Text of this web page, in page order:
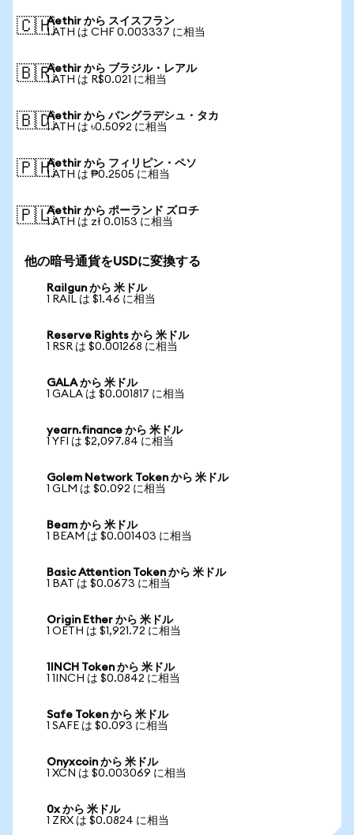
🇨🇭Aethir から スイスフラン
1 ATH は CHF 0.003337 に相当
🇧🇷Aethir から ブラジル・レアル
1 ATH は R$0.021 に相当
🇧🇩Aethir から バングラデシュ・タカ
1 ATH は ৳0.5092 に相当
🇵🇭Aethir から フィリピン・ペソ
1 ATH は ₱0.2505 に相当
🇵🇱Aethir から ポーランド ズロチ
1 ATH は zł 0.0153 に相当
他の暗号通貨をUSDに変換する
Railgun から 米ドル
1 RAIL は $1.46 に相当
Reserve Rights から 米ドル
1 RSR は $0.001268 に相当
GALA から 米ドル
1 GALA は $0.001817 に相当
yearn.finance から 米ドル
1 YFI は $2,097.84 に相当
Golem Network Token から 米ドル
1 GLM は $0.092 に相当
Beam から 米ドル
1 BEAM は $0.001403 に相当
Basic Attention Token から 米ドル
1 BAT は $0.0673 に相当
Origin Ether から 米ドル
1 OETH は $1,921.72 に相当
1INCH Token から 米ドル
1 1INCH は $0.0842 に相当
Safe Token から 米ドル
1 SAFE は $0.093 に相当
Onyxcoin から 米ドル
1 XCN は $0.003069 に相当
0x から 米ドル
1 ZRX は $0.0824 に相当